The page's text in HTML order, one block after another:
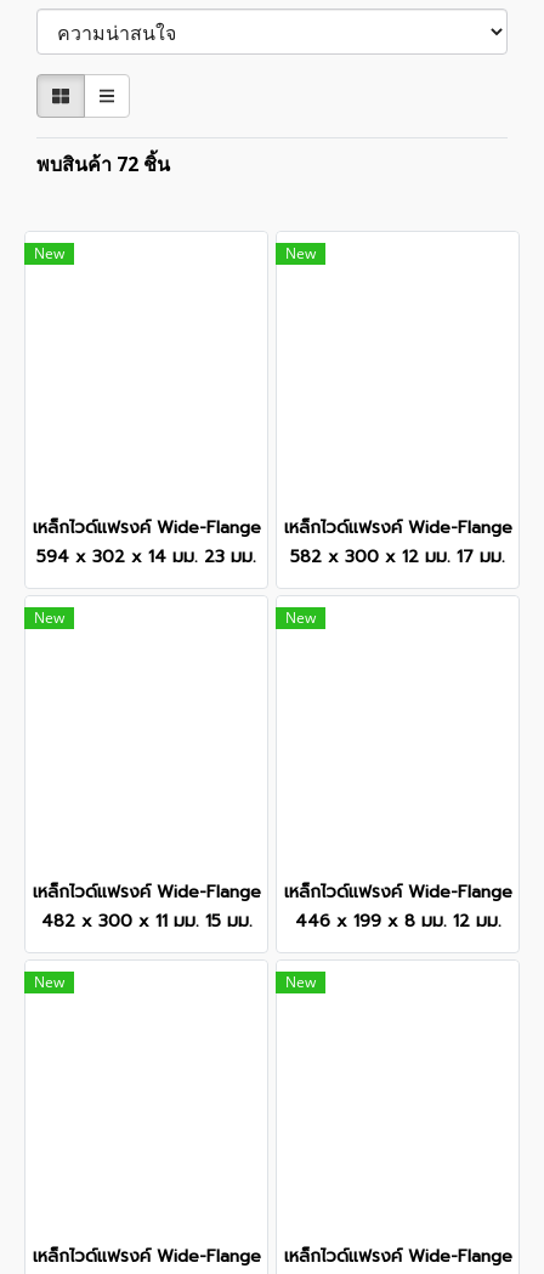
พบสินค้า 72 ชิ้น
New
เหล็กไวด์แฟรงค์ Wide-Flange
594 x 302 x 14 มม. 23 มม.
New
เหล็กไวด์แฟรงค์ Wide-Flange
582 x 300 x 12 มม. 17 มม.
New
เหล็กไวด์แฟรงค์ Wide-Flange
482 x 300 x 11 มม. 15 มม.
New
เหล็กไวด์แฟรงค์ Wide-Flange
446 x 199 x 8 มม. 12 มม.
New
เหล็กไวด์แฟรงค์ Wide-Flange
New
เหล็กไวด์แฟรงค์ Wide-Flange